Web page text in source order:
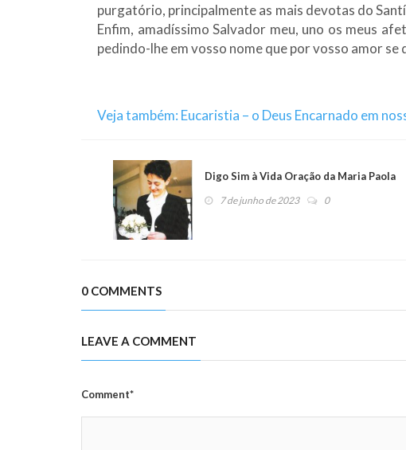
purgatório, principalmente as mais devotas do
Enfim, amadíssimo Salvador meu, uno os meus
pedindo-lhe em vosso nome que por vosso amor
Veja também: Eucaristia – o Deus Encarnado em
Digo Sim à Vida Oração da Maria Paola
7 de junho de 2023 0
0 COMMENTS
LEAVE A COMMENT
Comment*